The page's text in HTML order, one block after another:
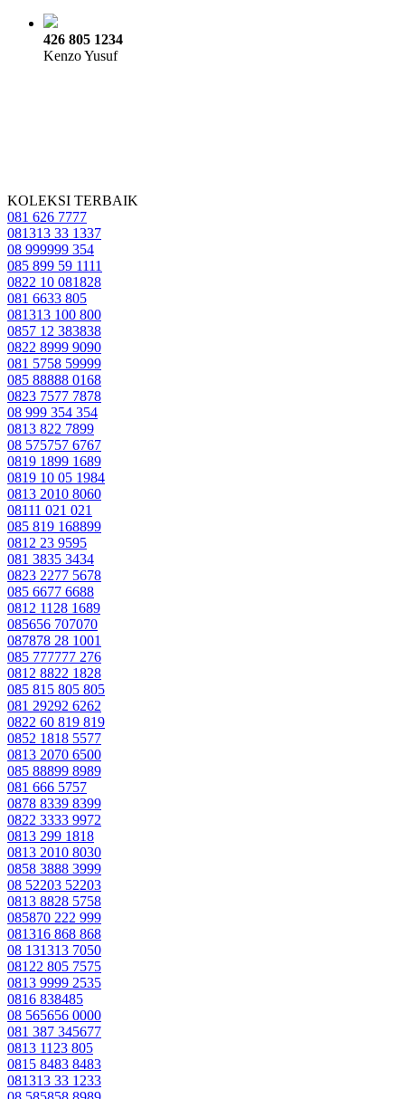
426 805 1234
Kenzo Yusuf
KOLEKSI TERBAIK
081 626 7777
081313 33 1337
08 999999 354
085 899 59 1111
0822 10 081828
081 6633 805
081313 100 800
0857 12 383838
0822 8999 9090
081 5758 59999
085 88888 0168
0823 7577 7878
08 999 354 354
0813 822 7899
08 575757 6767
0819 1899 1689
0819 10 05 1984
0813 2010 8060
08111 021 021
085 819 168899
0812 23 9595
081 3835 3434
0823 2277 5678
085 6677 6688
0812 1128 1689
085656 707070
087878 28 1001
085 777777 276
0812 8822 1828
085 815 805 805
081 29292 6262
0822 60 819 819
0852 1818 5577
0813 2070 6500
085 88899 8989
081 666 5757
0878 8339 8399
0822 3333 9972
0813 299 1818
0813 2010 8030
0858 3888 3999
08 52203 52203
0813 8828 5758
085870 222 999
081316 868 868
08 131313 7050
08122 805 7575
0813 9999 2535
0816 838485
08 565656 0000
081 387 345677
0813 1123 805
0815 8483 8483
081313 33 1233